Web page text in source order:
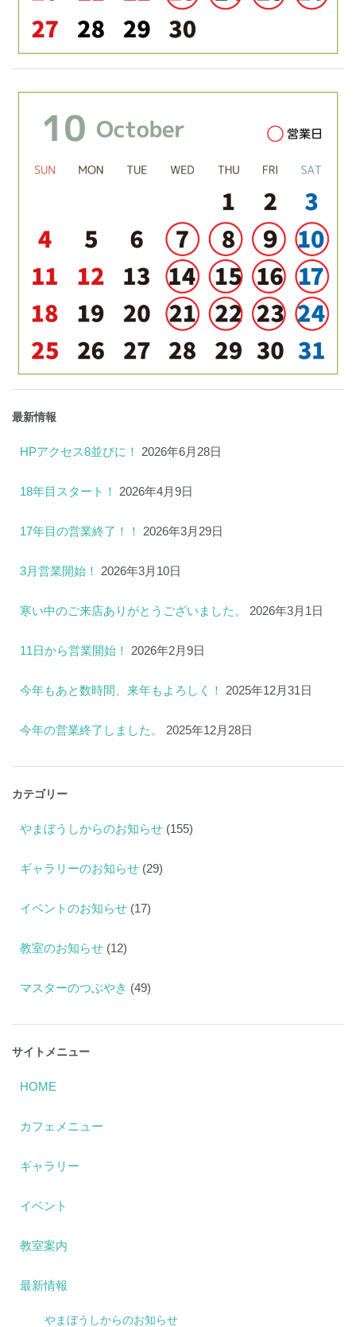
最新情報
HPアクセス8並びに！ 2026年6月28日
18年目スタート！ 2026年4月9日
17年目の営業終了！！ 2026年3月29日
3月営業開始！ 2026年3月10日
寒い中のご来店ありがとうございました。 2026年3月1日
11日から営業開始！ 2026年2月9日
今年もあと数時間、来年もよろしく！ 2025年12月31日
今年の営業終了しました。 2025年12月28日
カテゴリー
やまぼうしからのお知らせ (155)
ギャラリーのお知らせ (29)
イベントのお知らせ (17)
教室のお知らせ (12)
マスターのつぶやき (49)
サイトメニュー
HOME
カフェメニュー
ギャラリー
イベント
教室案内
最新情報
やまぼうしからのお知らせ